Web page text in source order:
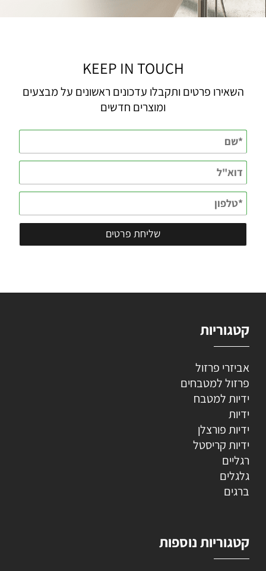
KEEP IN TOUCH
השאירו פרטים ותקבלו עדכונים ראשונים על מבצעים
ומוצרים חדשים
קטגוריות
אביזרי פרזול
פרזול למטבחים
ידיות למטבח
ידיות
ידיות פורצלן
ידיות קריסטל
רגליים
גלגלים
ברגים
קטגוריות נוספות